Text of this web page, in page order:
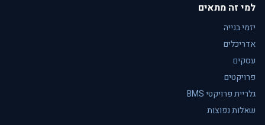
למי זה מתאים
יזמי בנייה
אדריכלים
עסקים
פרויקטים
גלריית פרויקטי BMS
שאלות נפוצות